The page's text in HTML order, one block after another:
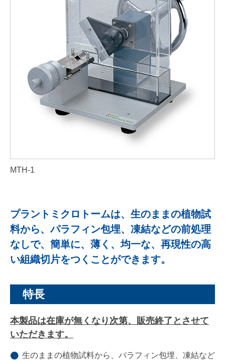
MTH-1
プラントミクロトームは、生のままの植物試
料から、パラフィン包埋、凍結などの前処理
なしで、簡単に、薄く、均一な、再現性の高
い組織切片をつくことができます。
特長
本製品は在庫が無くなり次第、販売終了とさせて
いただきます。
生のままの植物試料から、パラフィン包埋、凍結など